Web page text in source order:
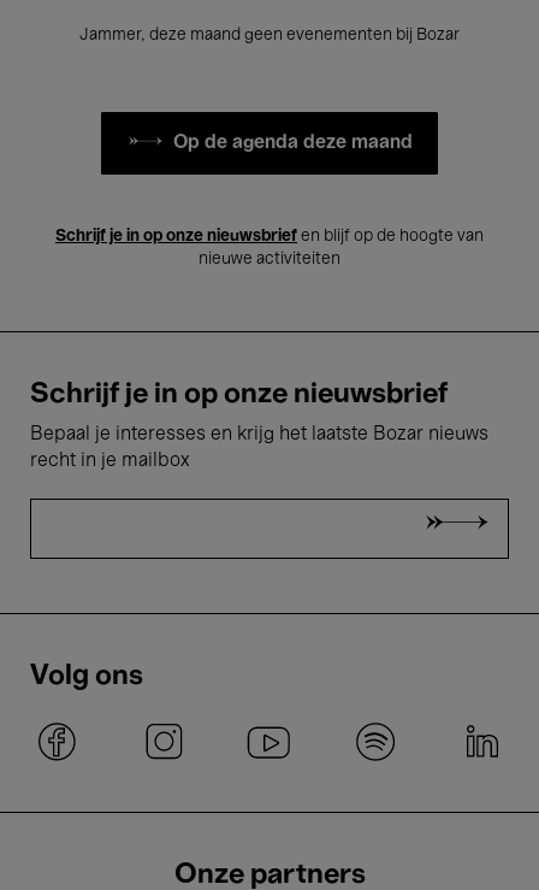
Jammer, deze maand geen evenementen bij Bozar
Op de agenda deze maand
Schrijf je in op onze nieuwsbrief en blijf op de hoogte van
nieuwe activiteiten
Schrijf je in op onze nieuwsbrief
Bepaal je interesses en krijg het laatste Bozar nieuws
recht in je mailbox
Volg ons
Onze partners